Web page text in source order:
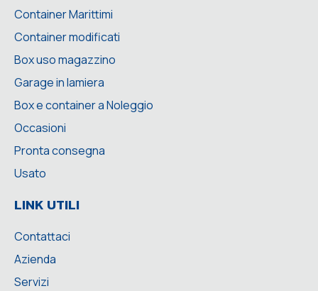
Container Marittimi
Container modificati
Box uso magazzino
Garage in lamiera
Box e container a Noleggio
Occasioni
Pronta consegna
Usato
LINK UTILI
Contattaci
Azienda
Servizi